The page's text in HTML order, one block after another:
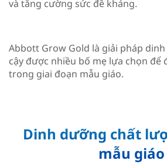
và tăng cường sức đề kháng.​
Abbott Grow Gold là giải pháp
cậy được nhiều bố mẹ lựa chọn để
trong giai đoạn mẫu giáo.
Dinh dưỡng chất
mẫu giáo